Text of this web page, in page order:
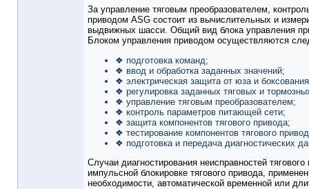
За управление тяговым преобразователем,
приводом ASG состоит из вычислительных и
выдвижных шасси. Общий вид блока управления
Блоком управления приводом осуществляются
❖ подготовка команд;
❖ ввод и обработка заданных значений;
❖ электрическая защита от юза и
❖ регулировка заданных тяговых и
❖ управление тяговым преобразователем;
❖ контроль параметров питающей сети;
❖ защита компонентов тягового привода;
❖ тестирование компонентов тягового
❖ подготовка и передача диагностических
Случаи диагностирования неисправностей
импульсной блокировке тягового привода,
необходимости, автоматической временной или